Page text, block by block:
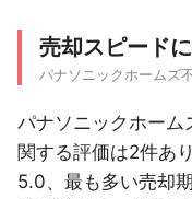
売却スピード
パナソニックホームズ
パナソニックホーム
関する評価は2件あ
5.0、最も多い売却